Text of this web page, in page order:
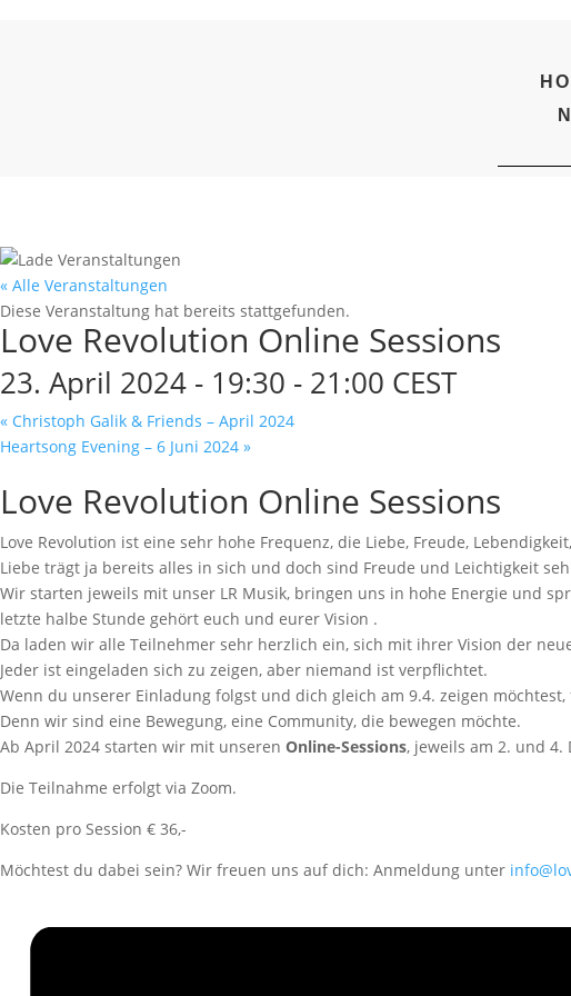
« Alle Veranstaltungen
Diese Veranstaltung hat bereits stattgefunden.
Love Revolution Online Sessions
23. April 2024 - 19:30 - 21:00 CEST
« Christoph Galik & Friends – April 2024
Heartsong Evening – 6 Juni 2024 »
Love Revolution Online Sessions
Love Revolution ist eine sehr hohe Frequenz, die Liebe, Freude,
Liebe trägt ja bereits alles in sich und doch sind Freude und Leichtigkeit
Wir starten jeweils mit unser LR Musik, bringen uns in hohe Energie und
letzte halbe Stunde gehört euch und eurer Vision .
Da laden wir alle Teilnehmer sehr herzlich ein, sich mit ihrer Vision der
Jeder ist eingeladen sich zu zeigen, aber niemand ist verpflichtet.
Wenn du unserer Einladung folgst und dich gleich am 9.4. zeigen
Denn wir sind eine Bewegung, eine Community, die bewegen möchte.
Ab April 2024 starten wir mit unseren Online-Sessions, jeweils am 2. und
Die Teilnahme erfolgt via Zoom.
Kosten pro Session € 36,-
Möchtest du dabei sein? Wir freuen uns auf dich: Anmeldung unter